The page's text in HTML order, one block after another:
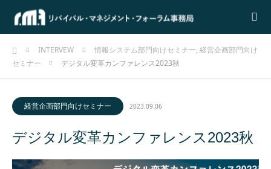
ホームINTERVEW 情報システム部門向けセミナー, 経営企画部門向け
セミナー
デジタル変革カンファレンス2023秋
経営企画部門向けセミナー 2023.09.06
デジタル変革カンファレンス2023秋